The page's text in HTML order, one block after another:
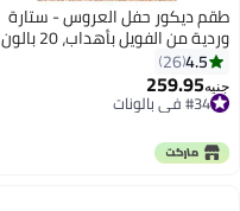
طقم ديكور حفل العروس - ستارة
وردية من الفويل بأهداب، 20 بالون
بقصاصات ورق ملون، بالون مايلار
بشكل قلب لمستلزمات حفل
4.5
26
جنيه259.95
#34 في بالونات